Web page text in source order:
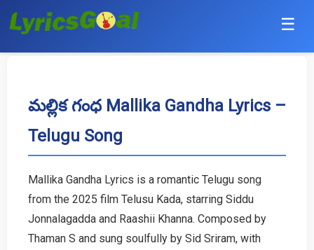
☰
Hindi
Bollywood
English
Tamil
మల్లిక గంధ Mallika Gandha Lyrics –
Telugu Song
Mallika Gandha Lyrics is a romantic Telugu song
from the 2025 film Telusu Kada, starring Siddu
Jonnalagadda and Raashii Khanna. Composed by
Thaman S and sung soulfully by Sid Sriram, with